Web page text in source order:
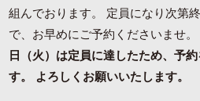
組んでおります。 定員になり次第
で、お早めにご予約くださいませ
日（火）は定員に達したため、予
す。
よろしくお願いいたします。